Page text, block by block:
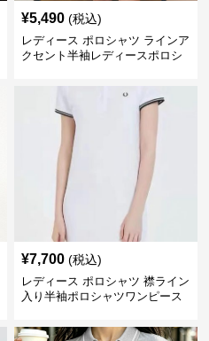
¥5,490 (税込)
レディース ポロシャツ ラインア
クセント半袖レディースポロシ
¥7,700 (税込)
レディース ポロシャツ 襟ライン
入り半袖ポロシャツワンピース